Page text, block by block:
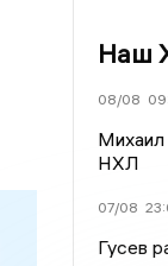
Наш
08/08
Михаил
НХЛ
07/08
Гусев